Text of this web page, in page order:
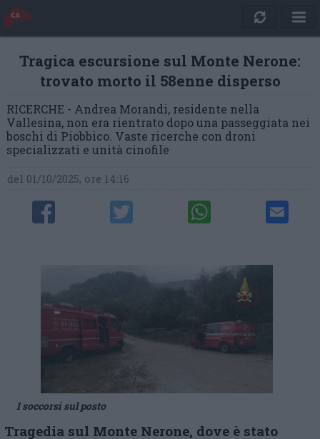
Tragica escursione sul Monte Nerone:
trovato morto il 58enne disperso
RICERCHE - Andrea Morandi, residente nella
Vallesina, non era rientrato dopo una passeggiata nei
boschi di Piobbico. Vaste ricerche con droni
specializzati e unità cinofile
del 01/10/2025, ore 14:16
I soccorsi sul posto
Tragedia sul Monte Nerone, dove è stato